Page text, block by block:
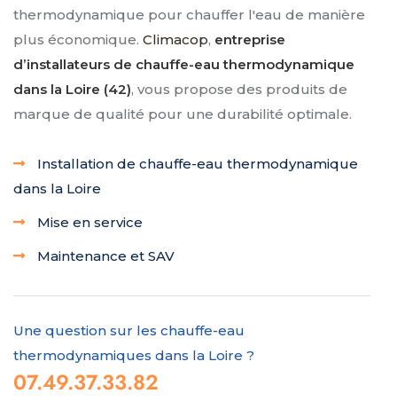
thermodynamique pour chauffer l'eau de manière
plus économique. Climacop, entreprise
d’installateurs de chauffe-eau thermodynamique
dans la Loire (42), vous propose des produits de
marque de qualité pour une durabilité optimale.
Installation de chauffe-eau thermodynamique
dans la Loire
Mise en service
Maintenance et SAV
Une question sur les chauffe-eau
thermodynamiques dans la Loire ?
07.49.37.33.82